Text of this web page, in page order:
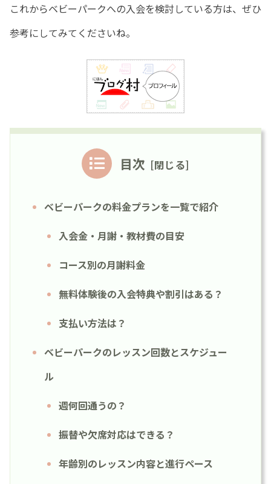
これからベビーパークへの入会を検討している方は、ぜひ
参考にしてみてくださいね。
目次
ベビーパークの料金プランを一覧で紹介
入会金・月謝・教材費の目安
コース別の月謝料金
無料体験後の入会特典や割引はある？
支払い方法は？
ベビーパークのレッスン回数とスケジュー
ル
週何回通うの？
振替や欠席対応はできる？
年齢別のレッスン内容と進行ペース